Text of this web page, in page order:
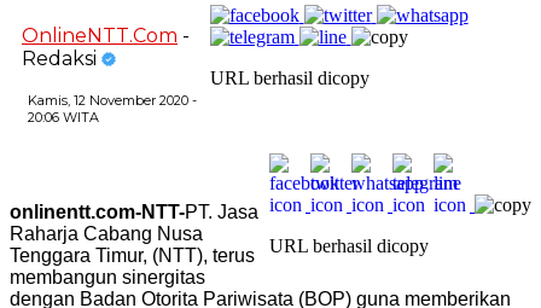
OnlineNTT.Com -
Redaksi
Kamis, 12 November 2020 -
20:06 WITA
URL berhasil dicopy
URL berhasil dicopy
onlinentt.com-NTT-PT. Jasa
Raharja Cabang Nusa
Tenggara Timur, (NTT), terus
membangun sinergitas
dengan Badan Otorita Pariwisata (BOP) guna memberikan